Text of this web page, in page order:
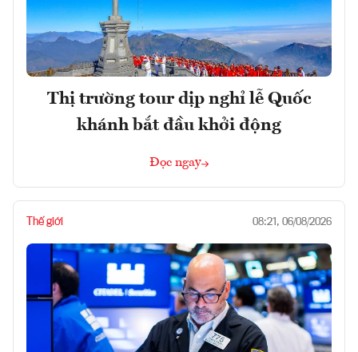
Thị trường tour dịp nghỉ lễ Quốc
khánh bắt đầu khởi động
Đọc ngay
Thế giới 08:21, 06/08/2026